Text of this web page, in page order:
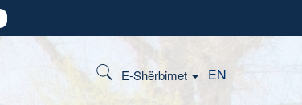
E-Shërbimet EN